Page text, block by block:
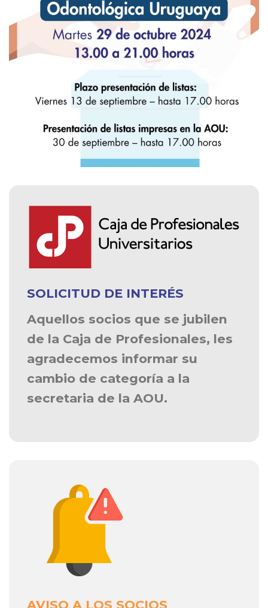
SOLICITUD DE INTERÉS
Aquellos socios que se jubilen
de la Caja de Profesionales, les
agradecemos informar su
cambio de categoría a la
secretaria de la AOU.
AVISO A LOS SOCIOS